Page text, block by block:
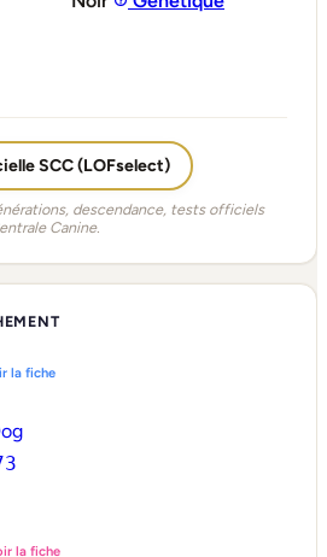
SCC (LOFselect)
descendance, tests officiels
Canine.
la fiche
la fiche